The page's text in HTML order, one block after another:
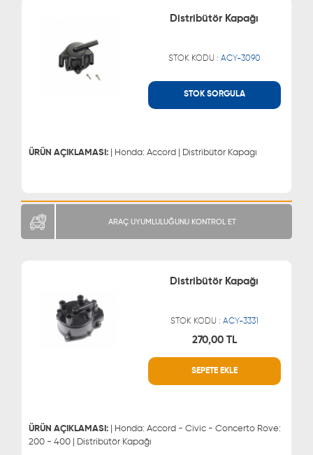
Distribütör Kapağı
STOK KODU : ACY-3090
STOK SORGULA
ÜRÜN AÇIKLAMASI: | Honda: Accord | Distribütör Kapagı
ARAÇ UYUMLULUĞUNU KONTROL ET
Distribütör Kapağı
STOK KODU : ACY-3331
270,00 TL
SEPETE EKLE
ÜRÜN AÇIKLAMASI: | Honda: Accord - Civic - Concerto Rove:
200 - 400 | Distribütör Kapağı
MÜŞTERİ HİZMETLERİ